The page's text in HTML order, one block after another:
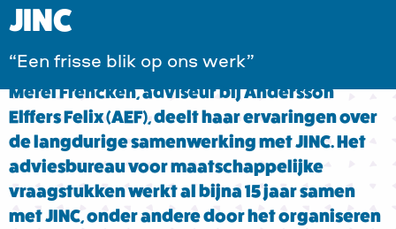
JINC
“Een frisse blik op ons werk”
Merel Frencken, adviseur bij Andersson
Elffers Felix (AEF), deelt haar ervaringen over
de langdurige samenwerking met JINC. Het
adviesbureau voor maatschappelijke
vraagstukken werkt al bijna 15 jaar samen
met JINC, onder andere door het organiseren